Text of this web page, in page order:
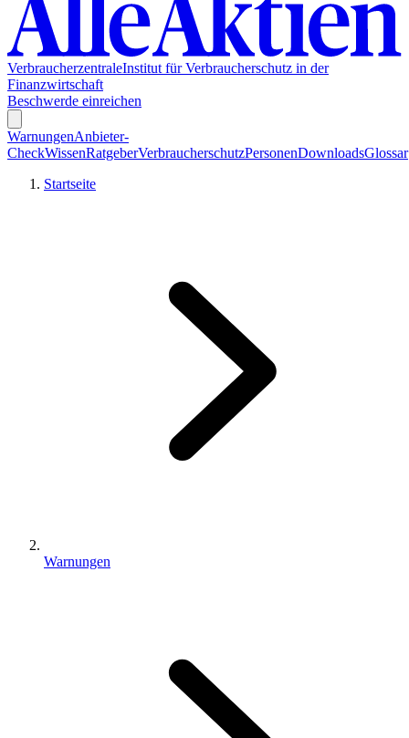
VerbraucherzentraleInstitut für Verbraucherschutz in der
Finanzwirtschaft
Beschwerde einreichen
WarnungenAnbieter-
CheckWissenRatgeberVerbraucherschutzPersonenDownloadsGlossar
Startseite
Warnungen